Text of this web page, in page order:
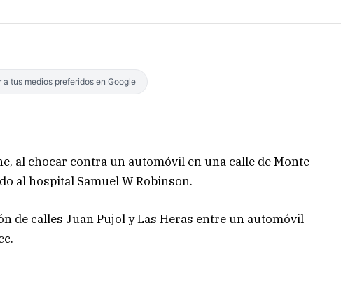
a tus medios preferidos en Google
al chocar contra un automóvil en una calle de Monte
al hospital Samuel W Robinson.
de calles Juan Pujol y Las Heras entre un automóvil